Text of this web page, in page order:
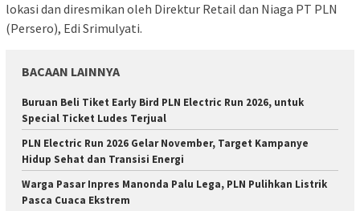
lokasi dan diresmikan oleh Direktur Retail dan Niaga PT PLN
(Persero), Edi Srimulyati.
BACAAN LAINNYA
Buruan Beli Tiket Early Bird PLN Electric Run 2026, untuk
Special Ticket Ludes Terjual
PLN Electric Run 2026 Gelar November, Target Kampanye
Hidup Sehat dan Transisi Energi
Warga Pasar Inpres Manonda Palu Lega, PLN Pulihkan Listrik
Pasca Cuaca Ekstrem